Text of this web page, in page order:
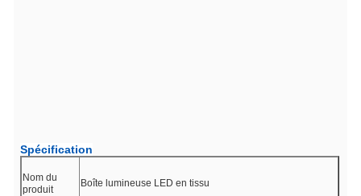
Spécification
Nom du
produit
Boîte lumineuse LED en tissu